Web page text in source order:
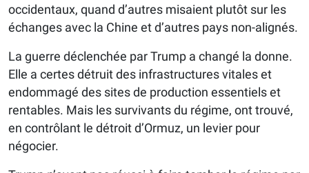
occidentaux, quand d’autres misaient plutôt sur les
échanges avec la Chine et d’autres pays non-alignés.
La guerre déclenchée par Trump a changé la donne.
Elle a certes détruit des infrastructures vitales et
endommagé des sites de production essentiels et
rentables. Mais les survivants du régime, ont trouvé,
en contrôlant le détroit d’Ormuz, un levier pour
négocier.